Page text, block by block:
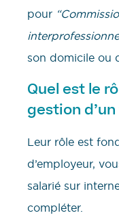
pour
son domicile ou
Quel est le
gestion
Leur rôle est
d’employeur,
salarié sur
compléter.